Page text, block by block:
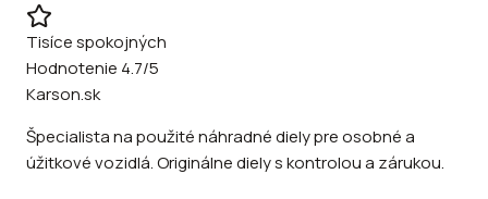
Tisíce spokojných
Hodnotenie 4.7/5
Karson.sk
Špecialista na použité náhradné diely pre osobné a
úžitkové vozidlá. Originálne diely s kontrolou a zárukou.